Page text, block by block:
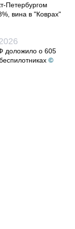
Петербургом
вина в "Коврах"
доложило о 605
©